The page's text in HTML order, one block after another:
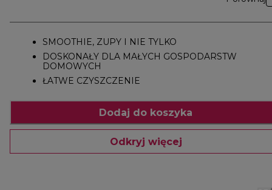
SMOOTHIE, ZUPY I NIE TYLKO
DOSKONAŁY DLA MAŁYCH GOSPODARSTW
DOMOWYCH
ŁATWE CZYSZCZENIE
Dodaj do koszyka
Odkryj więcej